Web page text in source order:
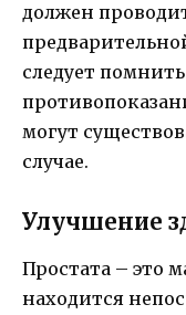
должен
следует
могут
случае.
Улучшение
Простата – это
находится